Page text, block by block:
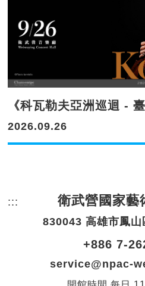
《科瓦勒夫亞洲巡迴 -
2026.09.26
::: 頁尾網站資訊。
衛武營國家藝
830043 高雄市鳳
+886 7-
service@npac-